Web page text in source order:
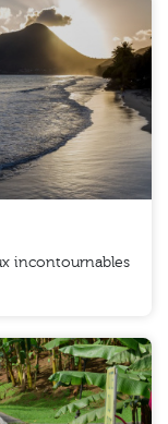
incontournables